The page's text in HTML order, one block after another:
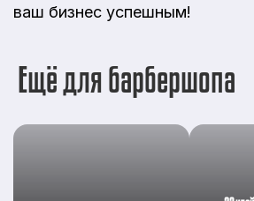
ваш бизнес успешным!
Ещё для барбершопа